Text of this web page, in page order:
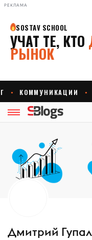
РЕКЛАМА
Дмитрий